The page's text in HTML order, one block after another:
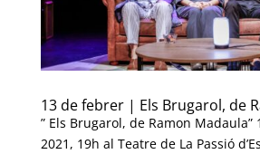
13 de febrer | Els Brugarol, de
” Els Brugarol, de Ramon Madaula”
2021, 19h al Teatre de La Passió